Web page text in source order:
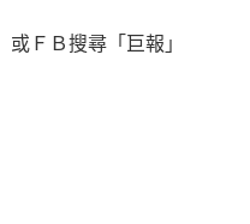
或ＦＢ搜尋「巨報」